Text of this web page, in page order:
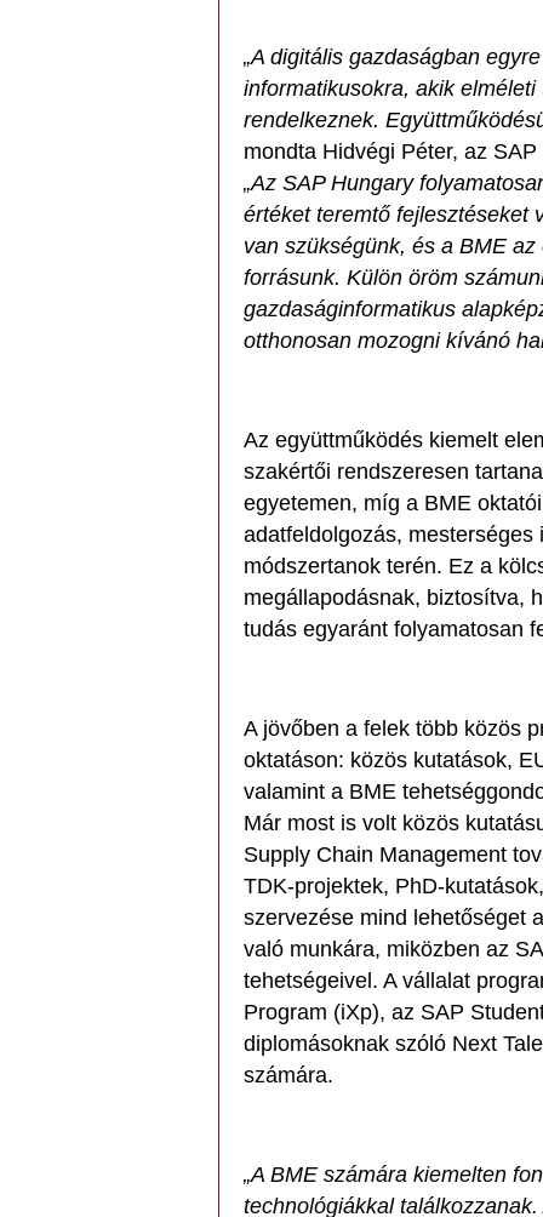
„A digitális gazdaságban
informatikusokra, akik
rendelkeznek.
mondta Hidvégi Péter, az
„Az SAP Hungary
értéket teremtő fejlesztéseket
van szükségünk, és a BME
forrásunk. Külön öröm
gazdaságinformatikus
otthonosan mozogni kívánó
Az együttműködés kiemelt
szakértői rendszeresen
egyetemen, míg a BME
adatfeldolgozás,
módszertanok terén. Ez a
megállapodásnak, biztosítva,
tudás egyaránt folyamatosan
A jövőben a felek több közös
oktatáson: közös kutatások,
valamint a BME
Már most is volt közös
Supply Chain Management
TDK-projektek, PhD-
szervezése mind lehetőséget
való munkára, miközben az
tehetségeivel. A vállalat
Program (iXp), az SAP
diplomásoknak szóló Next
számára.
„A BME számára kiemelten
technológiákkal